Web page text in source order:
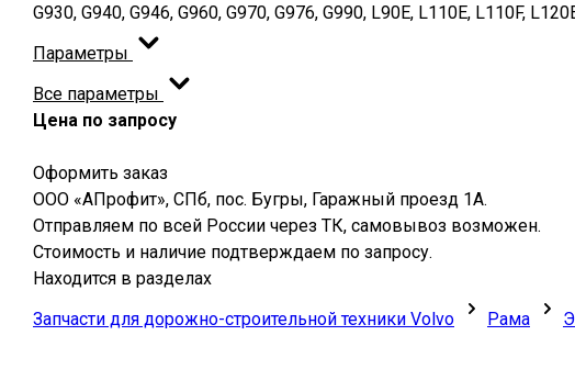
G930, G940, G946, G960, G970, G976, G990, L90E, L110E, L110F,
Параметры
Все параметры
Цена по запросу
Оформить заказ
ООО «АПрофит», СПб, пос. Бугры, Гаражный проезд 1А.
Отправляем по всей России через ТК, самовывоз возможен.
Стоимость и наличие подтверждаем по запросу.
Находится в разделах
Запчасти для дорожно-строительной техники Volvo
Рама